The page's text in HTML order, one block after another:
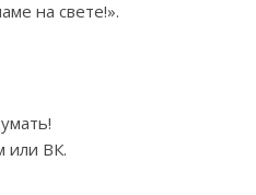
на свете!».
или ВК.